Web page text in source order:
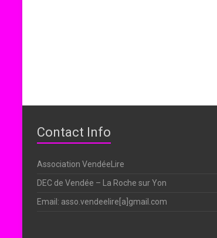
Contact Info
Association VendéeLire
DEC de Vendée – La Roche sur Yon
Email: asso.vendeelire[a]gmail.com